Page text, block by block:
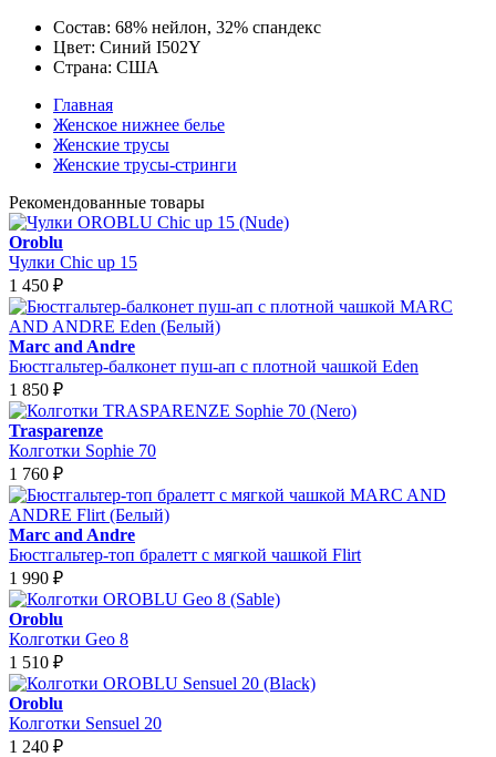
Состав: 68% нейлон, 32% спандекс
Цвет: Синий I502Y
Страна: США
Главная
Женское нижнее белье
Женские трусы
Женские трусы-стринги
Рекомендованные товары
Oroblu
Чулки Chic up 15
1 450 ₽
Marc and Andre
Бюстгальтер-балконет пуш-ап с плотной чашкой Eden
1 850 ₽
Trasparenze
Колготки Sophie 70
1 760 ₽
Marc and Andre
Бюстгальтер-топ бралетт с мягкой чашкой Flirt
1 990 ₽
Oroblu
Колготки Geo 8
1 510 ₽
Oroblu
Колготки Sensuel 20
1 240 ₽